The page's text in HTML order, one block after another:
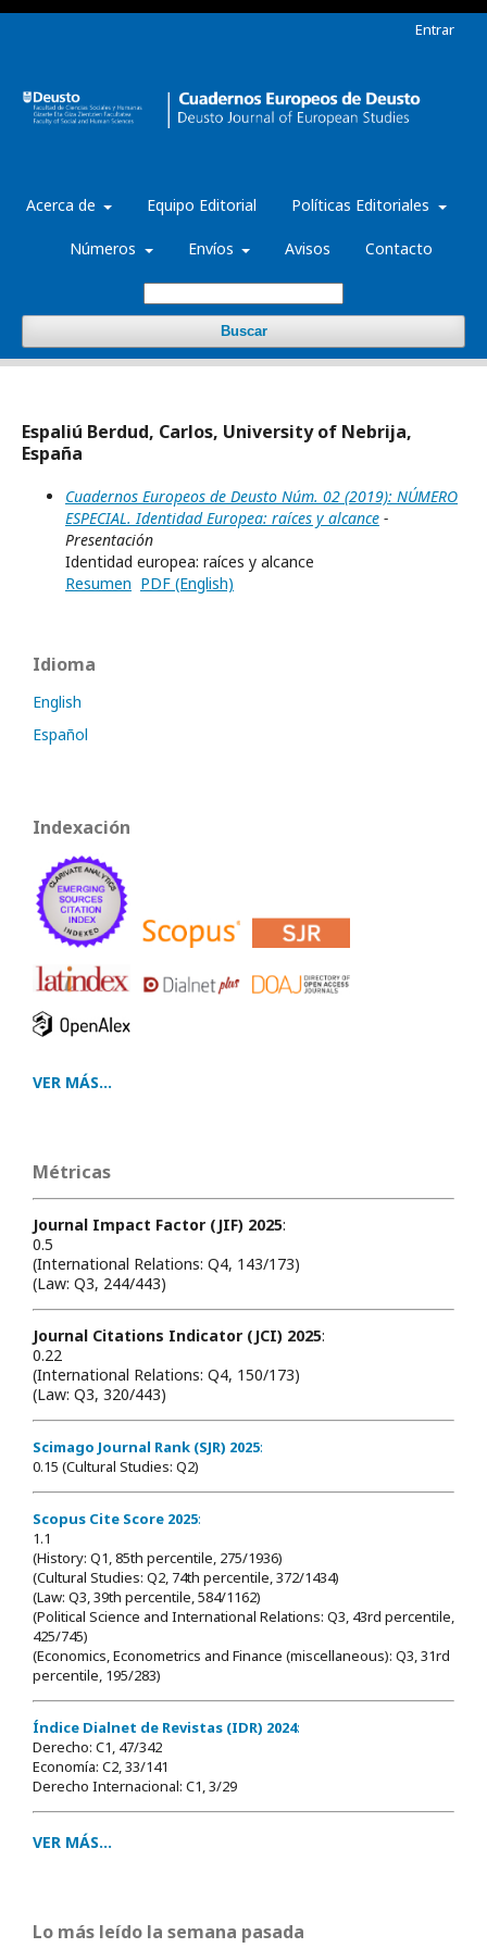
Acerca de Equipo Editorial Políticas Editoriales
Números Envíos Avisos Contacto
Buscar
Entrar
Espaliú Berdud, Carlos, University of Nebrija,
España
Cuadernos Europeos de Deusto Núm. 02 (2019): NÚMERO
ESPECIAL. Identidad Europea: raíces y alcance -
Presentación
Identidad europea: raíces y alcance
Resumen PDF (English)
Idioma
English
Español
Indexación
VER MÁS...
Métricas
Journal Impact Factor (JIF) 2025:
0.5
(International Relations: Q4, 143/173)
(Law: Q3, 244/443)
Journal Citations Indicator (JCI) 2025:
0.22
(International Relations: Q4, 150/173)
(Law: Q3, 320/443)
Scimago Journal Rank (SJR) 2025:
0.15 (Cultural Studies: Q2)
Scopus Cite Score 2025:
1.1
(History: Q1, 85th percentile, 275/1936)
(Cultural Studies: Q2, 74th percentile, 372/1434)
(Law: Q3, 39th percentile, 584/1162)
(Political Science and International Relations: Q3, 43rd percentile,
425/745)
(Economics, Econometrics and Finance (miscellaneous): Q3, 31rd
percentile, 195/283)
Índice Dialnet de Revistas (IDR) 2024:
Derecho: C1, 47/342
Economía: C2, 33/141
Derecho Internacional: C1, 3/29
VER MÁS...
Lo más leído la semana pasada